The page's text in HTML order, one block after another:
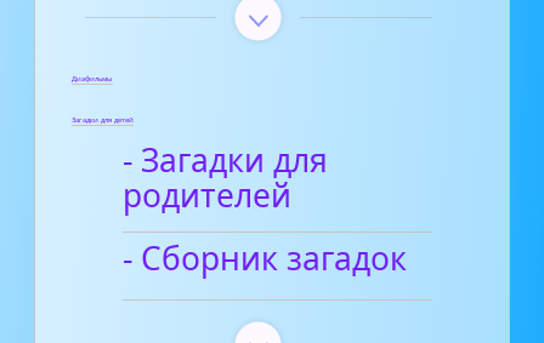
Диафильмы
Загадки для детей
- Загадки для
родителей
- Сборник загадок